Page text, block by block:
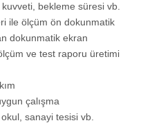
bekleme süresi vb.
ile ölçüm ön dokunmatik
dokunmatik ekran
ve test raporu üretimi
çalışma
sanayi tesisi vb.